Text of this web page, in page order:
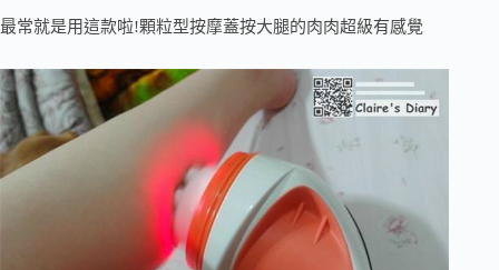
最常就是用這款啦!顆粒型按摩蓋按大腿的肉肉超級有感覺